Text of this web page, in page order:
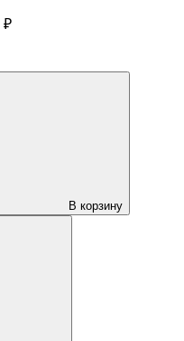
₽
В корзину